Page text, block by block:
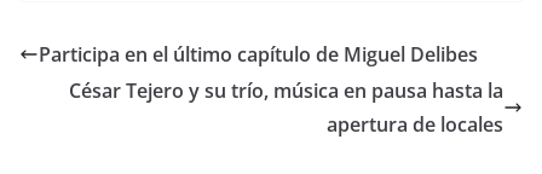
s
A
e
b
er p
ar
Participa en el último capítulo de Miguel Delibes
César Tejero y su trío, música en pausa hasta la
apertura de locales